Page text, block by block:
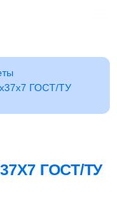
ГОСТ/ТУ
ГОСТ/ТУ